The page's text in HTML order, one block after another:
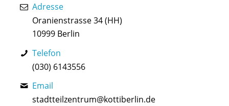
Adresse
Oranienstrasse 34 (HH)
10999 Berlin
Telefon
(030) 6143556
Email
stadtteilzentrum@kottiberlin.de